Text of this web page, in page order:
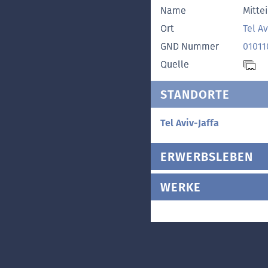
Name
Ort
Tel
GND Nummer
Quelle
STANDORTE
Tel Aviv-Jaffa
ERWERBSLEBEN
WERKE